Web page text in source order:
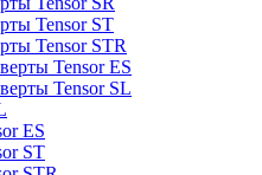
Tensor ST
Tensor STR
Tensor ES
Tensor SL
ES
ST